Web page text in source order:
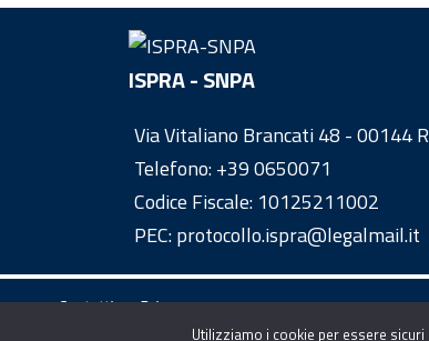
ISPRA - SNPA
Via Vitaliano Brancati 48 - 00144
Telefono:+39 0650071
Codice Fiscale: 10125211002
PEC: protocollo.ispra@legalmail.it
Contatti Privacy
Utilizziamo i cookie per essere